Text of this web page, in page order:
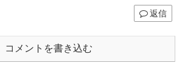
返信
コメントを書き込む